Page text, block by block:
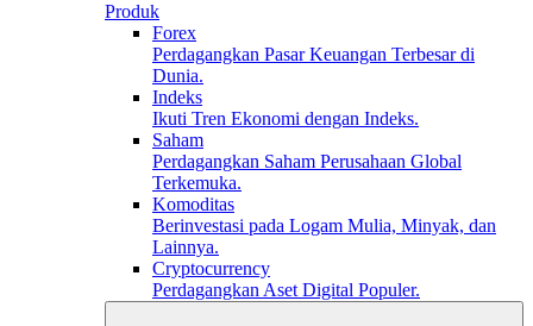
Produk
Forex
Perdagangkan Pasar Keuangan Terbesar di
Dunia.
Indeks
Ikuti Tren Ekonomi dengan Indeks.
Saham
Perdagangkan Saham Perusahaan Global
Terkemuka.
Komoditas
Berinvestasi pada Logam Mulia, Minyak, dan
Lainnya.
Cryptocurrency
Perdagangkan Aset Digital Populer.